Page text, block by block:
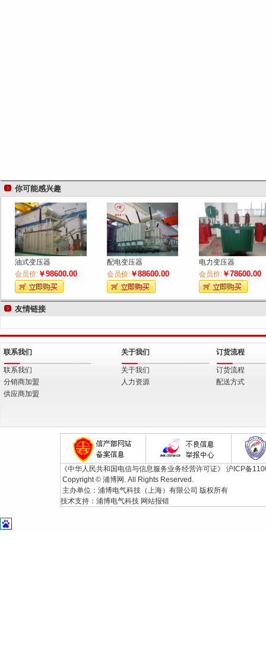
你可能感兴趣
油式变压器
会员价:￥98600.00
配电变压器
会员价:￥88600.00
电力变压器
会员价: ￥78600.00
友情链接
联系我们
联系我们
分销商加盟
供应商加盟
关于我们
关于我们
人力资源
订货流程
订货流程
配送方式
《中华人民共和国电信与信息服务业务经营许可证》 沪ICP备
Copyright © 浦博网. All Rights Reserved.
主办单位：浦博电气科技（上海）有限公司 版权所有
技术支持： 浦博电气科技 网站报错